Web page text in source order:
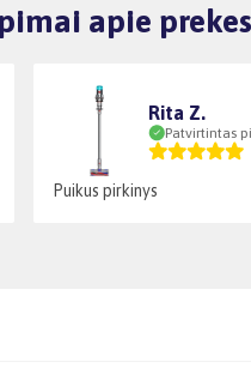
apie prekes
Rita Z.
Patvirtintas
Puikus pirkinys